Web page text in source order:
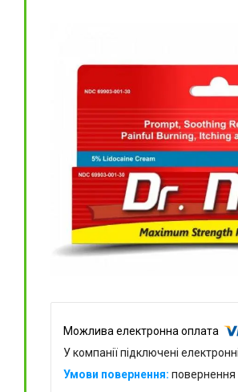
У компанії підключені
повернення